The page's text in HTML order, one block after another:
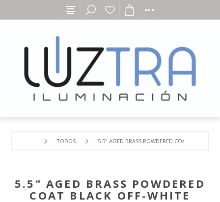
TODOS 5.5" AGED BRASS POWDERED COAT BLACK
5.5" AGED BRASS POWDERED
COAT BLACK OFF-WHITE